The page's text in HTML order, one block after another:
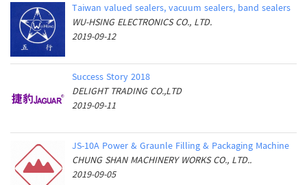
Taiwan valued sealers, vacuum sealers, band sealers
WU-HSING ELECTRONICS CO., LTD.
2019-09-12
Success Story 2018
DELIGHT TRADING CO.,LTD
2019-09-11
JS-10A Power & Graunle Filling & Packaging Machine
CHUNG SHAN MACHINERY WORKS CO., LTD..
2019-09-05